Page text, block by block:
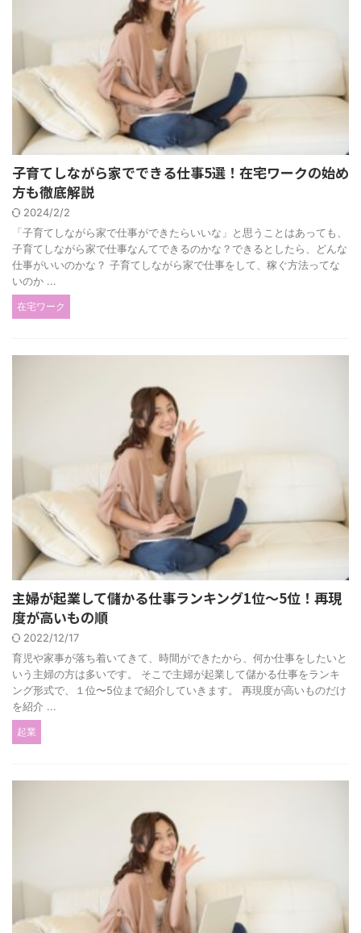
子育てしながら家でできる仕事5選！在宅ワークの始め
方も徹底解説
2024/2/2
「子育てしながら家で仕事ができたらいいな」と思うことはあっても、
子育てしながら家で仕事なんてできるのかな？できるとしたら、どんな
仕事がいいのかな？ 子育てしながら家で仕事をして、稼ぐ方法ってな
いのか ...
在宅ワーク
主婦が起業して儲かる仕事ランキング1位〜5位！再現
度が高いもの順
2022/12/17
育児や家事が落ち着いてきて、時間ができたから、何か仕事をしたいと
いう主婦の方は多いです。 そこで主婦が起業して儲かる仕事をランキ
ング形式で、１位〜5位まで紹介していきます。 再現度が高いものだけ
を紹介 ...
起業